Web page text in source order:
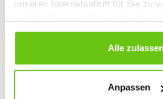
unseren Internetauftriff für Sie zu
Cookies Sie erlauben. Verweigern
wählen Sie „Alle ablehnen” – in
Daten verarbeitet, die für den
jederzeit ändern, indem Sie auf die
Alle
Anpassen